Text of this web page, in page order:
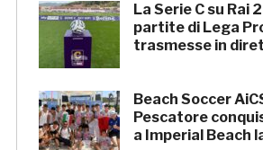
La Serie C su Rai
partite di Lega
trasmesse in
Beach Soccer
Pescatore
a Imperial Beach